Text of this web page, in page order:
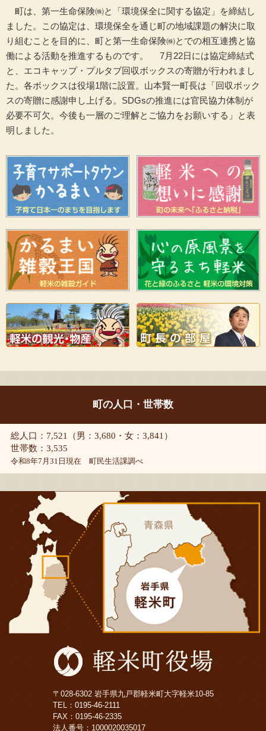
町は、第一生命保険㈱と「環境保全に関する協定」を締結し
ました。この協定は、環境保全を通じ町の地域課題の解決に取
り組むことを目的に、町と第一生命保険㈱とでの相互連携と協
働による活動を推進するものです。 7月22日には協定締結式
と、エコキャップ・プルタブ回収ボックスの寄贈が行われまし
た。各ボックスは役場1階に設置。山本賢一町長は「回収ボック
スの寄贈に感謝申し上げる。SDGsの推進には官民協力体制が
必要不可欠。今後も一層のご理解とご協力をお願いする」と表
明しました。
町の人口・世帯数
総人口：7,521（男：3,680・女：3,841）
世帯数：3,535
令和8年7月31日現在 町民生活課調べ
〒028-6302 岩手県九戸郡軽米町大字軽米10-85
TEL： 0195-46-2111
FAX：0195-46-2335
法人番号：1000020035017